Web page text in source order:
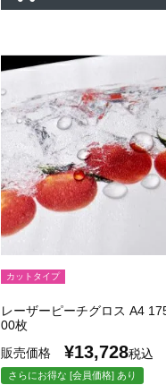
カットタイプ
レーザーピーチグロス A4
00枚
販売価格
¥13,728税込
さらにお得な [会員価格] あり